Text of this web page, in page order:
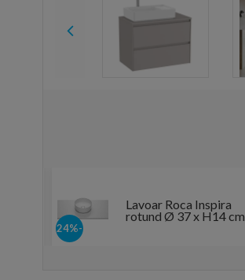
-24%
Lavoar Roca Inspira
rotund Ø 37 x H14 cm